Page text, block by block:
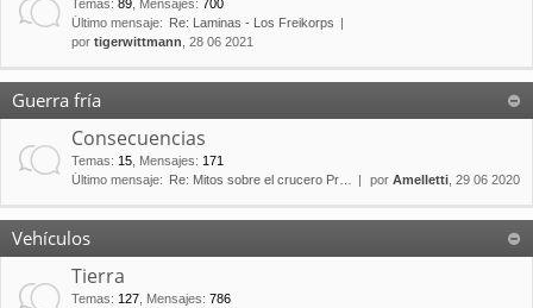
Temas: 89 Mensajes: 700
Último mensaje:
Re: Laminas - Los Freikorps
por tigerwittmann , 28 06 2021
Guerra fría
Consecuencias
Temas: 15 Mensajes: 171
Último mensaje:
Re: Mitos sobre el crucero Pr… por Amelletti , 29 06 2020
Vehículos
Tierra
Temas: 127 Mensajes: 786